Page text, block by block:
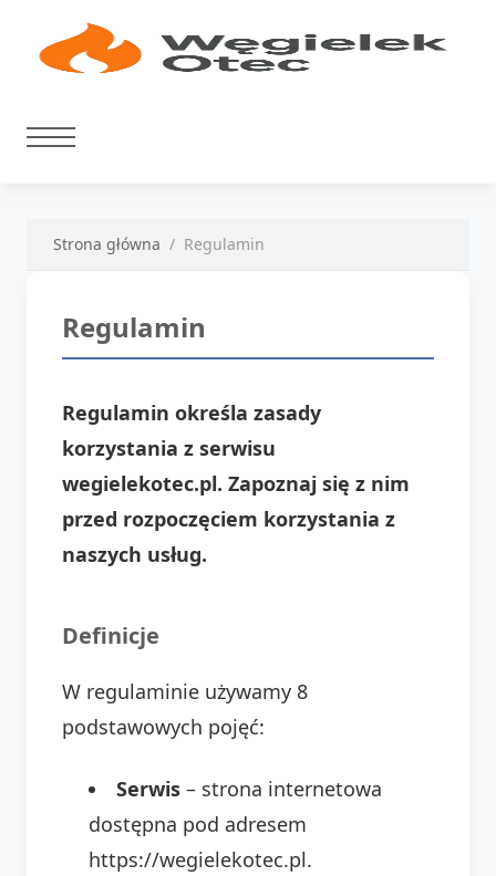
Strona główna Regulamin
Regulamin
Regulamin określa zasady
korzystania z serwisu
wegielekotec.pl. Zapoznaj się z nim
przed rozpoczęciem korzystania z
naszych usług.
Definicje
W regulaminie używamy 8
podstawowych pojęć:
Serwis – strona internetowa
dostępna pod adresem
https://wegielekotec.pl.